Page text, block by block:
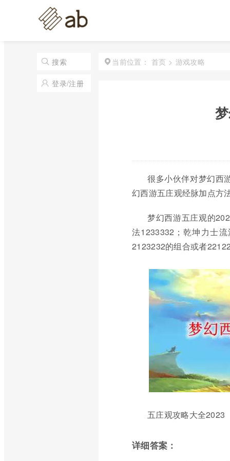
搜索
登录/注册
当前位置： 首页 > 游戏攻略
很多小伙伴对梦幻西
幻西游五庄观经脉加点方
梦幻西游五庄观的
法1233332；乾坤力士
2123232的组合或者
五庄观攻略大全2023
详细答案：